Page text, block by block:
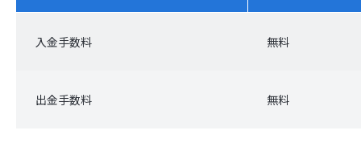
入金手数料 無料
出金手数料 無料